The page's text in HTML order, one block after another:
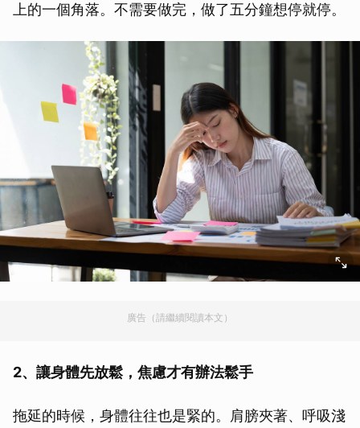
上的一個角落。不需要做完，做了五分鐘想停就停。
廣告（請繼續閱讀本文）
2、讓身體先放鬆，焦慮才有辦法鬆手
拖延的時候，身體往往也是緊的。肩膀夾著、呼吸淺